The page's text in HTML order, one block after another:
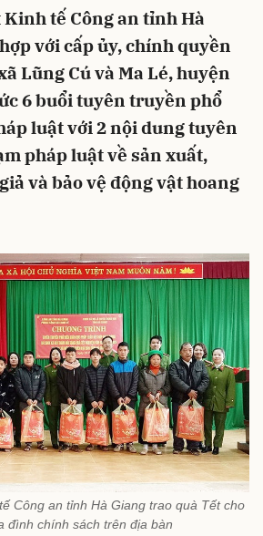
Kinh tế Công an tỉnh Hà
với cấp ủy, chính quyền
Lũng Cú và Ma Lé, huyện
6 buổi tuyên truyền phổ
luật với 2 nội dung tuyên
pháp luật về sản xuất,
và bảo vệ động vật hoang
Công an tỉnh Hà Giang trao quà Tết cho
đình chính sách trên địa bàn